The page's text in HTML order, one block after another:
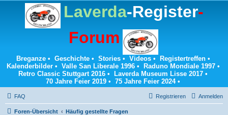
Laverda-Register-
Forum
Breganze• Geschichte• Stories• Videos• Registertreffen•
Kalenderbilder• Valle San Liberale 1996• Raduno Mondiale 1997•
Retro Classic Stuttgart 2016 • Laverda Museum Lisse 2017 •
70 Jahre Feier 2019 • 75 Jahre Feier 2024•
FAQ Anmelden
Registrieren
Foren-Übersicht Häufig gestellte Fragen